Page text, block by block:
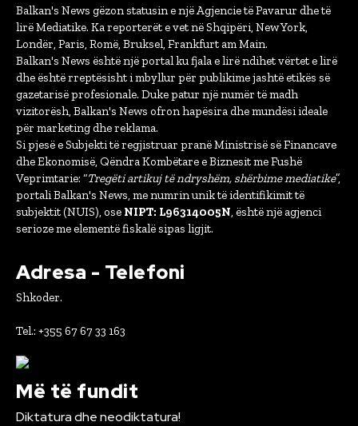
Balkan's News gëzon statusin e një Agjencie të Pavarur dhe të
lirë Mediatike. Ka reporterët e vet në Shqipëri, New York,
Londër, Paris, Romë, Bruksel, Frankfurt am Main.
Balkan's News është një portal ku fjala e lirë ndihet vërtet e lirë
dhe është rreptësisht i mbyllur për publikime jashtë etikës së
gazetarisë profesionale. Duke patur një numër të madh
vizitorësh, Balkan's News ofron hapësira dhe mundësi ideale
për marketing dhe reklama.
Si pjesë e Subjekti të regjistruar pranë Ministrisë së Financave
dhe Ekonomisë, Qëndra Kombëtare e Biznesit me Fushë
Veprimtarie: “Tregëti artikuj të ndryshëm, shërbime mediatike”,
portali Balkan's News, me numrin unik të identifikimit të
subjektit (NUIS), ose NIPT: L96314005N , është një agjenci
serioze me elementë fiskalë sipas ligjit.
Adresa - Telefoni
Shkoder.
Tel.: +355 67 67 33 163
Më të fundit
Diktatura dhe neodiktatura!